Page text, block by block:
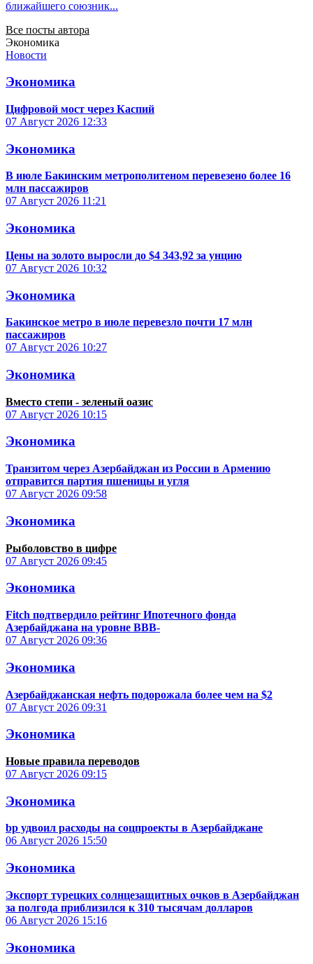
ближайшего союзник...
Все посты автора
Экономика
Новости
Экономика
Цифровой мост через Каспий
07 Август 2026 12:33
Экономика
В июле Бакинским метрополитеном перевезено более 16
млн пассажиров
07 Август 2026 11:21
Экономика
Цены на золото выросли до $4 343,92 за унцию
07 Август 2026 10:32
Экономика
Бакинское метро в июле перевезло почти 17 млн
пассажиров
07 Август 2026 10:27
Экономика
Вместо степи - зеленый оазис
07 Август 2026 10:15
Экономика
Транзитом через Азербайджан из России в Армению
отправится партия пшеницы и угля
07 Август 2026 09:58
Экономика
Рыболовство в цифре
07 Август 2026 09:45
Экономика
Fitch подтвердило рейтинг Ипотечного фонда
Азербайджана на уровне BBB-
07 Август 2026 09:36
Экономика
Азербайджанская нефть подорожала более чем на $2
07 Август 2026 09:31
Экономика
Новые правила переводов
07 Август 2026 09:15
Экономика
bp удвоил расходы на соцпроекты в Азербайджане
06 Август 2026 15:50
Экономика
Экспорт турецких солнцезащитных очков в Азербайджан
за полгода приблизился к 310 тысячам долларов
06 Август 2026 15:16
Экономика